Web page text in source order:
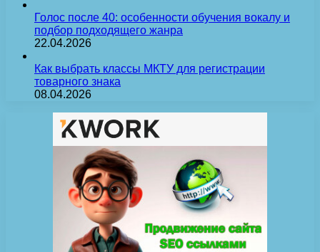
Голос после 40: особенности обучения вокалу и
подбор подходящего жанра
22.04.2026
Как выбрать классы МКТУ для регистрации
товарного знака
08.04.2026